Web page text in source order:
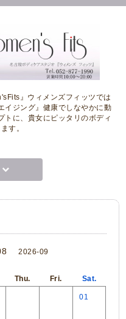
』ウィメンズフィッツでは
イジング』健康でしなやかに動
トに、貴女にピッタリのボディ
す。
2026-09
Thu. Fri. Sat.
01